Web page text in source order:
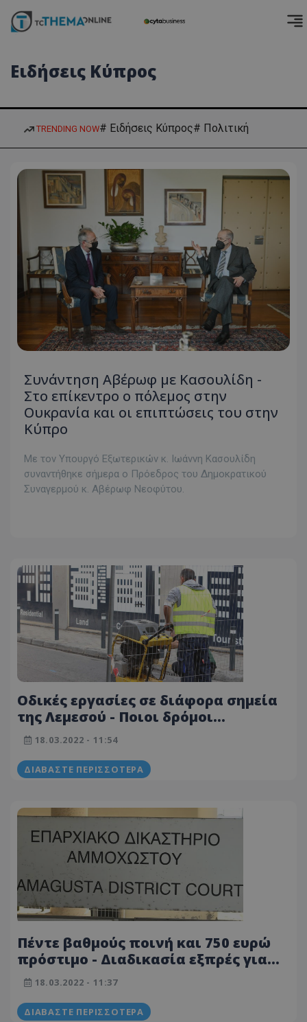
Ειδήσεις Κύπρος
TRENDING NOW# Ειδήσεις Κύπρος# Πολιτική
Συνάντηση Αβέρωφ με Κασουλίδη -
Στο επίκεντρο ο πόλεμος στην
Ουκρανία και οι επιπτώσεις του στην
Κύπρο
Με τον Υπουργό Εξωτερικών κ. Ιωάννη Κασουλίδη
συναντήθηκε σήμερα ο Πρόεδρος του Δημοκρατικού
Συναγερμού κ. Αβέρωφ Νεοφύτου.
Οδικές εργασίες σε διάφορα σημεία
της Λεμεσού - Ποιοι δρόμοι
επηρεάζονται
18.03.2022 - 11:54
ΔΙΑΒΆΣΤΕ ΠΕΡΙΣΣΌΤΕΡΑ
Πέντε βαθμούς ποινή και 750 ευρώ
πρόστιμο - Διαδικασία εξπρές για
τον 30χρονο που προκάλεσε
ατύχημα οδηγώντας μεθυσμένος
18.03.2022 - 11:37
ΔΙΑΒΆΣΤΕ ΠΕΡΙΣΣΌΤΕΡΑ